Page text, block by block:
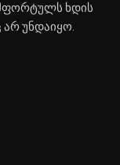
ხდის
უნდაიყო.